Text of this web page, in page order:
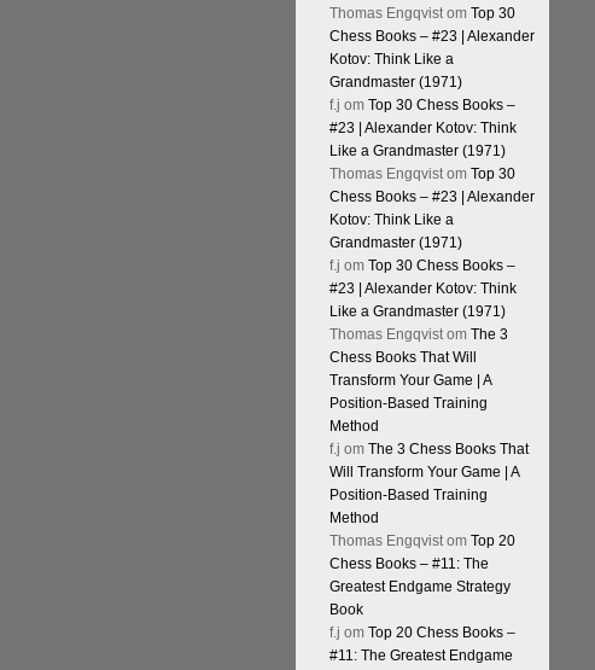
Thomas Engqvistom Top 30
Chess Books – #23 | Alexander
Kotov: Think Like a
Grandmaster (1971)
f.j om Top 30 Chess Books –
#23 | Alexander Kotov: Think
Like a Grandmaster (1971)
Thomas Engqvistom Top 30
Chess Books – #23 | Alexander
Kotov: Think Like a
Grandmaster (1971)
f.j om Top 30 Chess Books –
#23 | Alexander Kotov: Think
Like a Grandmaster (1971)
Thomas Engqvistom The 3
Chess Books That Will
Transform Your Game | A
Position-Based Training
Method
f.j om The 3 Chess Books That
Will Transform Your Game | A
Position-Based Training
Method
Thomas Engqvistom Top 20
Chess Books – #11: The
Greatest Endgame Strategy
Book
f.j om Top 20 Chess Books –
#11: The Greatest Endgame